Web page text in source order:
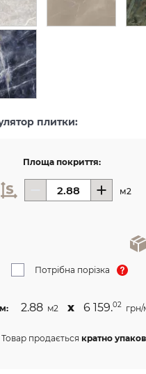
плитки:
Площа покриття:
м2
Потрібна порізка
2.88 м2 х 6 159.02 грн/
Товар продається кратно